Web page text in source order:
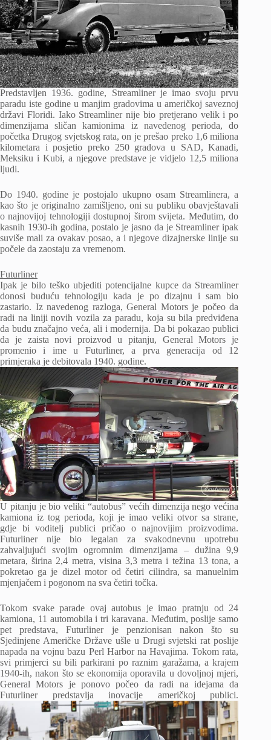
Predstavljen 1936. godine, Streamliner je imao svoju prvu
paradu iste godine u manjim gradovima u američkoj saveznoj
državi Floridi. Iako Streamliner nije bio pretjerano velik i po
dimenzijama sličan kamionima iz navedenog perioda, do
početka Drugog svjetskog rata, on je prešao preko 1,6 miliona
kilometara i posjetio preko 250 gradova u SAD, Kanadi,
Meksiku i Kubi, a njegove predstave je vidjelo 12,5 miliona
ljudi.
Do 1940. godine je postojalo ukupno osam Streamlinera, a
kao što je originalno zamišljeno, oni su publiku obavještavali
o najnovijoj tehnologiji dostupnoj širom svijeta. Međutim, do
kasnih 1930-ih godina, postalo je jasno da je Streamliner ipak
suviše mali za ovakav posao, a i njegove dizajnerske linije su
počele da zaostaju za vremenom.
Futurliner
Ipak je bilo teško ubjediti potencijalne kupce da Streamliner
donosi buduću tehnologiju kada je po dizajnu i sam bio
zastario. Iz navedenog razloga, General Motors je počeo da
radi na liniji novih vozila za paradu, koja su bila predviđena
da budu značajno veća, ali i modernija. Da bi pokazao publici
da je zaista novi proizvod u pitanju, General Motors je
promenio i ime u Futurliner, a prva generacija od 12
primjeraka je debitovala 1940. godine.
U pitanju je bio veliki “autobus” većih dimenzija nego većina
kamiona iz tog perioda, koji je imao veliki otvor sa strane,
gdje bi voditelj publici pričao o najnovijim proizvodima.
Futurliner nije bio legalan za svakodnevnu upotrebu
zahvaljujući svojim ogromnim dimenzijama – dužina 9,9
metara, širina 2,4 metra, visina 3,3 metra i težina 13 tona, a
pokretao ga je dizel motor od četiri cilindra, sa manuelnim
mjenjačem i pogonom na sva četiri točka.
Tokom svake parade ovaj autobus je imao pratnju od 24
kamiona, 11 automobila i tri karavana. Međutim, poslije samo
pet predstava, Futurliner je penzionisan nakon što su
Sjedinjene Američke Države ušle u Drugi svjetski rat poslije
napada na vojnu bazu Perl Harbor na Havajima. Tokom rata,
svi primjerci su bili parkirani po raznim garažama, a krajem
1940-ih, nakon što se ekonomija oporavila u dovoljnoj mjeri,
General Motors je ponovo počeo da radi na idejama da
Futurliner predstavlja inovacije američkoj publici.